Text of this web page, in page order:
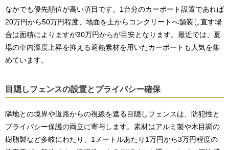
なかでも優先順位が高い項目です。1台分のカーポート設置であれば
20万円から50万円程度、地面を土からコンクリートへ舗装し直す場
合は面積によりますが30万円からが目安となります。最近では、夏
場の車内温度上昇を抑える遮熱素材を用いたカーポートも人気を集
めています。
目隠しフェンスの設置とプライバシー確保
隣地との境界や道路からの視線を遮る目隠しフェンスは、防犯性と
プライバシー保護の両立に寄与します。素材はアルミ製や木目調の
樹脂製など多岐にわたり、1メートルあたり1万円から3万円程度の